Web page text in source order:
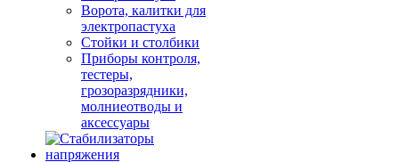
Ворота, калитки для
электропастуха
Стойки и столбики
Приборы контроля,
тестеры,
грозоразрядники,
молниеотводы и
аксессуары